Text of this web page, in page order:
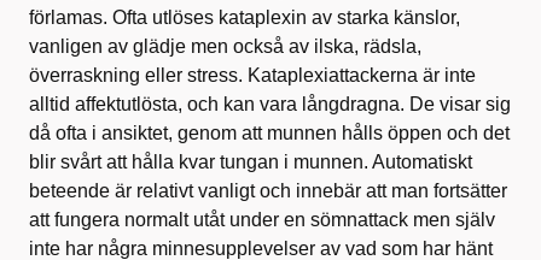
förlamas. Ofta utlöses kataplexin av starka känslor,
vanligen av glädje men också av ilska, rädsla,
överraskning eller stress. Kataplexiattackerna är inte
alltid affektutlösta, och kan vara långdragna. De visar sig
då ofta i ansiktet, genom att munnen hålls öppen och det
blir svårt att hålla kvar tungan i munnen. Automatiskt
beteende är relativt vanligt och innebär att man fortsätter
att fungera normalt utåt under en sömnattack men själv
inte har några minnesupplevelser av vad som har hänt